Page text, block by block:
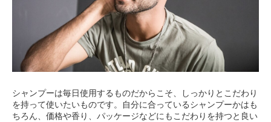
シャンプーは毎日使用するものだからこそ、しっかりとこだわり
を持って使いたいものです。自分に合っているシャンプーかはも
ちろん、価格や香り、パッケージなどにもこだわりを持つと良い